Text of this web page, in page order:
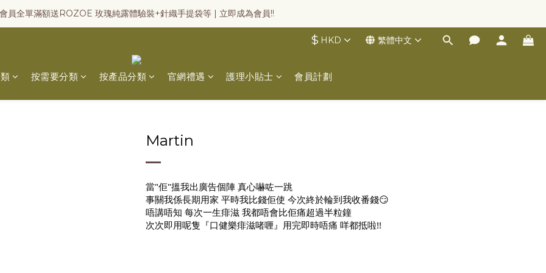
會員全單滿額送ROZOE 玫瑰純露體驗裝+針織手提袋等 | 立即成為會員!!
$ HKD 繁體中文
按需要分類 按產品分類 官網禮遇 護理小貼士 會員計劃
Martin
當"佢"搵我出廣告個陣 真心嚇咗一跳
事關我係長期用家 平時我比錢佢使 今次終於輪到我收番錢😏
唔講唔知 每次一生痱滋 我都唔會比佢痛超過半粒鐘
次次即用呢隻『口健樂痱滋啫喱』用完即時唔痛 咩都抵啦!!